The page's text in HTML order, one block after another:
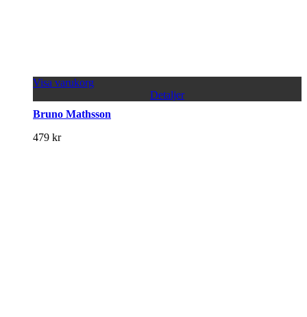
Visa varukorg
Detaljer
Bruno Mathsson
479 kr